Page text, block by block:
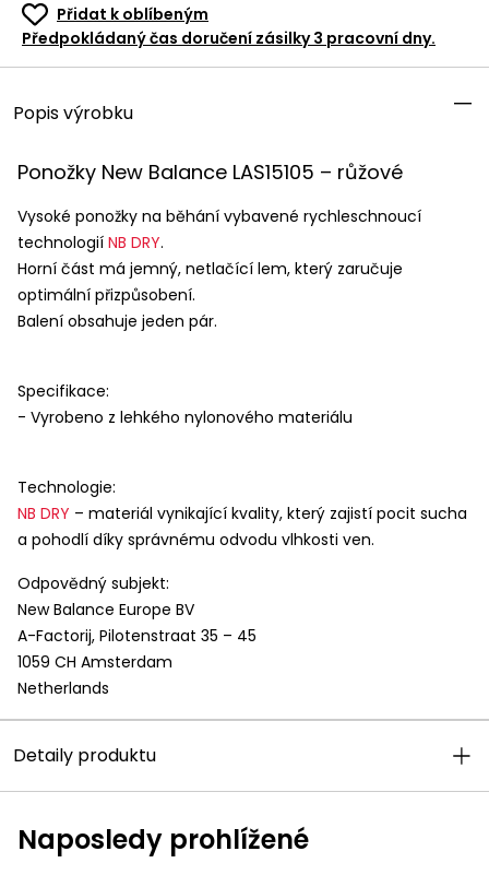
Přidat k oblíbeným
Předpokládaný čas doručení zásilky 3 pracovní dny.
Popis výrobku
Ponožky New Balance LAS15105 – růžové
Vysoké ponožky na běhání vybavené rychleschnoucí
technologií NB DRY.
Horní část má jemný, netlačící lem, který zaručuje
optimální přizpůsobení.
Balení obsahuje jeden pár.
Specifikace:
- Vyrobeno z lehkého nylonového materiálu
Technologie:
NB DRY – materiál vynikající kvality, který zajistí pocit sucha
a pohodlí díky správnému odvodu vlhkosti ven.
Odpovědný subjekt:
New Balance Europe BV
A-Factorij, Pilotenstraat 35 – 45
1059 CH Amsterdam
Netherlands
Detaily produktu
Naposledy prohlížené
Tato webová stránka používá
cookies
poskytování služeb, včetně služeb
souvisejících se správným fungováním
portálu, úpravou jeho obsahu, analýzou a
personalizované a nepersonalizované
reklamy (profilování reklamy) v souladu se
Zásadami ochrany soukromí
Zásadami používání cookies
uchovávání a přístupu ke cookies můžete
upravit ve svém prohlížeči. Pro akceptaci
této skutečnosti prosím klikněte na